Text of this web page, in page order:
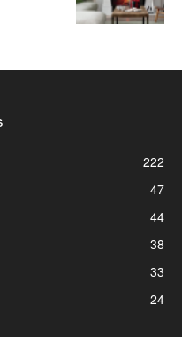
222
47
44
38
33
24